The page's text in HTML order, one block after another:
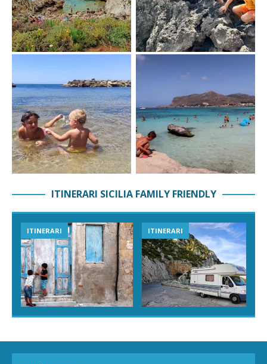
ITINERARI SICILIA FAMILY FRIENDLY
ITINERARI ITINERARI